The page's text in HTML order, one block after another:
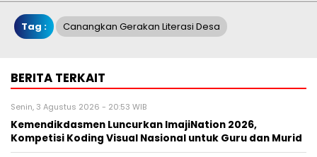
Tag : Canangkan Gerakan Literasi Desa
BERITA TERKAIT
Senin, 3 Agustus 2026 - 20:53 WIB
Kemendikdasmen Luncurkan ImajiNation 2026,
Kompetisi Koding Visual Nasional untuk Guru dan Murid